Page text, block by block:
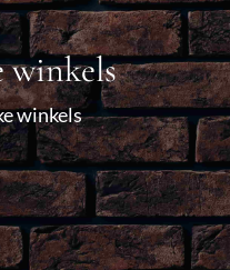
winkels
winkels